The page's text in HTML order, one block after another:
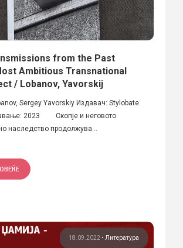
from the Past
Ambitious Transnational
/ Lobanov, Yavorskij
Sergey Yavorskiy Издавач: Stylobate
2023 Скопје и неговото
наследство продолжува...
18.09.2022 • Литература